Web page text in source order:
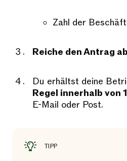
Zahl der
Reiche den Antrag
Du erhältst deine
Regel innerhalb von
E-Mail oder Post.
TIPP